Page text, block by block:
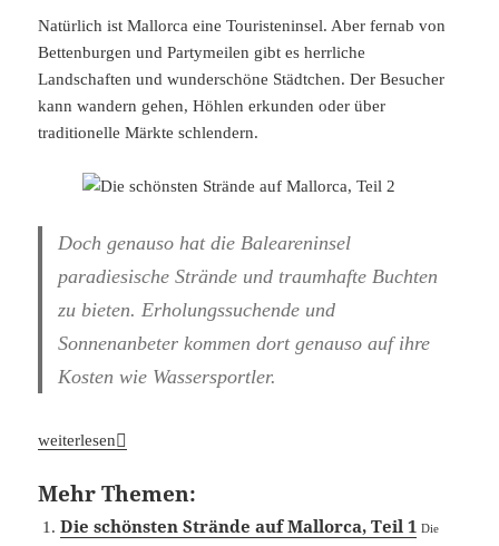
Natürlich ist Mallorca eine Touristeninsel. Aber fernab von
Bettenburgen und Partymeilen gibt es herrliche
Landschaften und wunderschöne Städtchen. Der Besucher
kann wandern gehen, Höhlen erkunden oder über
traditionelle Märkte schlendern.
Doch genauso hat die Baleareninsel
paradiesische Strände und traumhafte Buchten
zu bieten. Erholungssuchende und
Sonnenanbeter kommen dort genauso auf ihre
Kosten wie Wassersportler.
Die schönsten Strände auf Mallorca, Teil 2
weiterlesen
Mehr Themen:
Die schönsten Strände auf Mallorca, Teil 1 Die